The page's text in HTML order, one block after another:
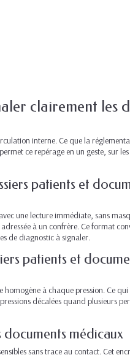
clairement les
interne. Ce que la
permet ce repérage en un geste, sur
patients et
une lecture immédiate, sans
à un confrère. Ce format
de diagnostic à signaler.
patients et
à chaque pression. Ce
décalées quand plusieurs
médicaux
sans trace au contact. Cet